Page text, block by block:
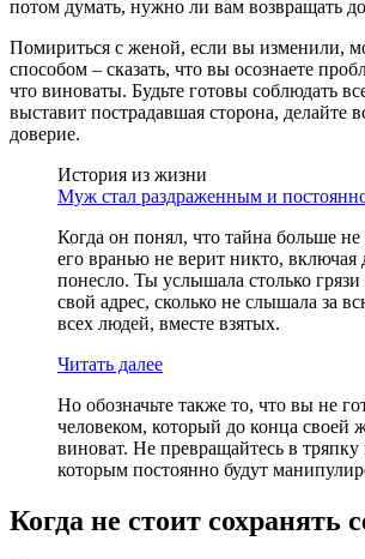
потом думать, нужно ли вам возвращать
Помириться с женой, если вы изменили,
способом – сказать, что вы осознаете
что виноваты. Будьте готовы соблюдать
выставит пострадавшая сторона, делайте
доверие.
История из жизни
Муж стал раздраженным и
Когда он понял, что тайна больше не
его вранью не верит никто, включая
понесло. Ты услышала столько грязи
свой адрес, сколько не слышала за
всех людей, вместе взятых.
Читать далее
Но обозначьте также то, что вы не
человеком, который до конца своей
виноват. Не превращайтесь в тряпку
которым постоянно будут
Когда не стоит сохранять